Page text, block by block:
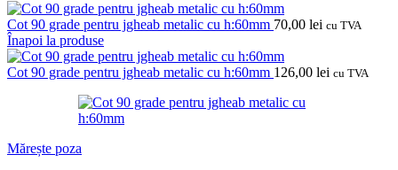
Cot 90 grade pentru jgheab metalic cu h:60mm 70,00 lei cu TVA
Înapoi la produse
Cot 90 grade pentru jgheab metalic cu h:60mm 126,00 lei cu TVA
Mărește poza